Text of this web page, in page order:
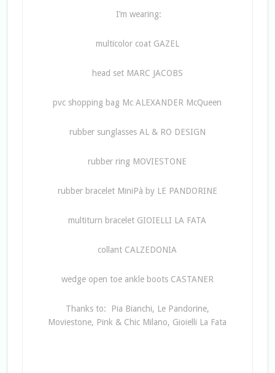
I’m wearing:
multicolor coat GAZEL
head set MARC JACOBS
pvc shopping bag Mc ALEXANDER McQueen
rubber sunglasses AL & RO DESIGN
rubber ring MOVIESTONE
rubber bracelet MiniPà by LE PANDORINE
multiturn bracelet GIOIELLI LA FATA
collant CALZEDONIA
wedge open toe ankle boots CASTANER
Thanks to: Pia Bianchi, Le Pandorine,
Moviestone, Pink & Chic Milano, Gioielli La Fata